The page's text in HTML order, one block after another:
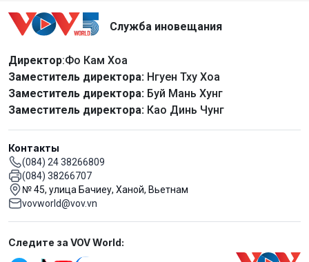
Служба иновещания
Директор:Фо Кам Хоа
Заместитель директора: Нгуен Тху Хоа
Заместитель директора: Буй Мань Хунг
Заместитель директора: Као Динь Чунг
Контакты
(084) 24 38266809
(084) 38266707
№ 45, улица Бачиеу, Ханой, Вьетнам
vovworld@vov.vn
Mạng xã hội
Следите за VOV World: